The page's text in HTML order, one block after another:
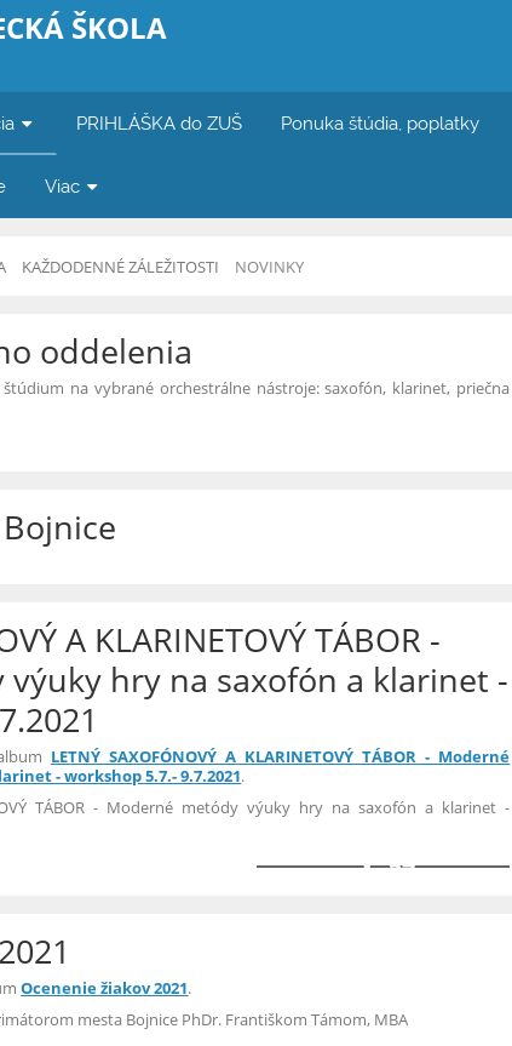
ŠKOLA
PRIHLÁŠKA do ZUŠ Ponuka štúdia, poplatky
Viac
KAŽDODENNÉ ZÁLEŽITOSTI NOVINKY
oddelenia
na vybrané orchestrálne nástroje: saxofón, klarinet, priečna
A KLARINETOVÝ TÁBOR -
hry na saxofón a klarinet -
LETNÝ SAXOFÓNOVÝ A KLARINETOVÝ TÁBOR - Moderné
- workshop 5.7.- 9.7.2021.
TÁBOR - Moderné metódy výuky hry na saxofón a klarinet -
37
Ocenenie žiakov 2021.
mesta Bojnice PhDr. Františkom Támom, MBA